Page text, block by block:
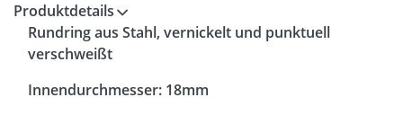
Produktdetails
Rundring aus Stahl, vernickelt und punktuell
verschweißt
Innendurchmesser: 18mm